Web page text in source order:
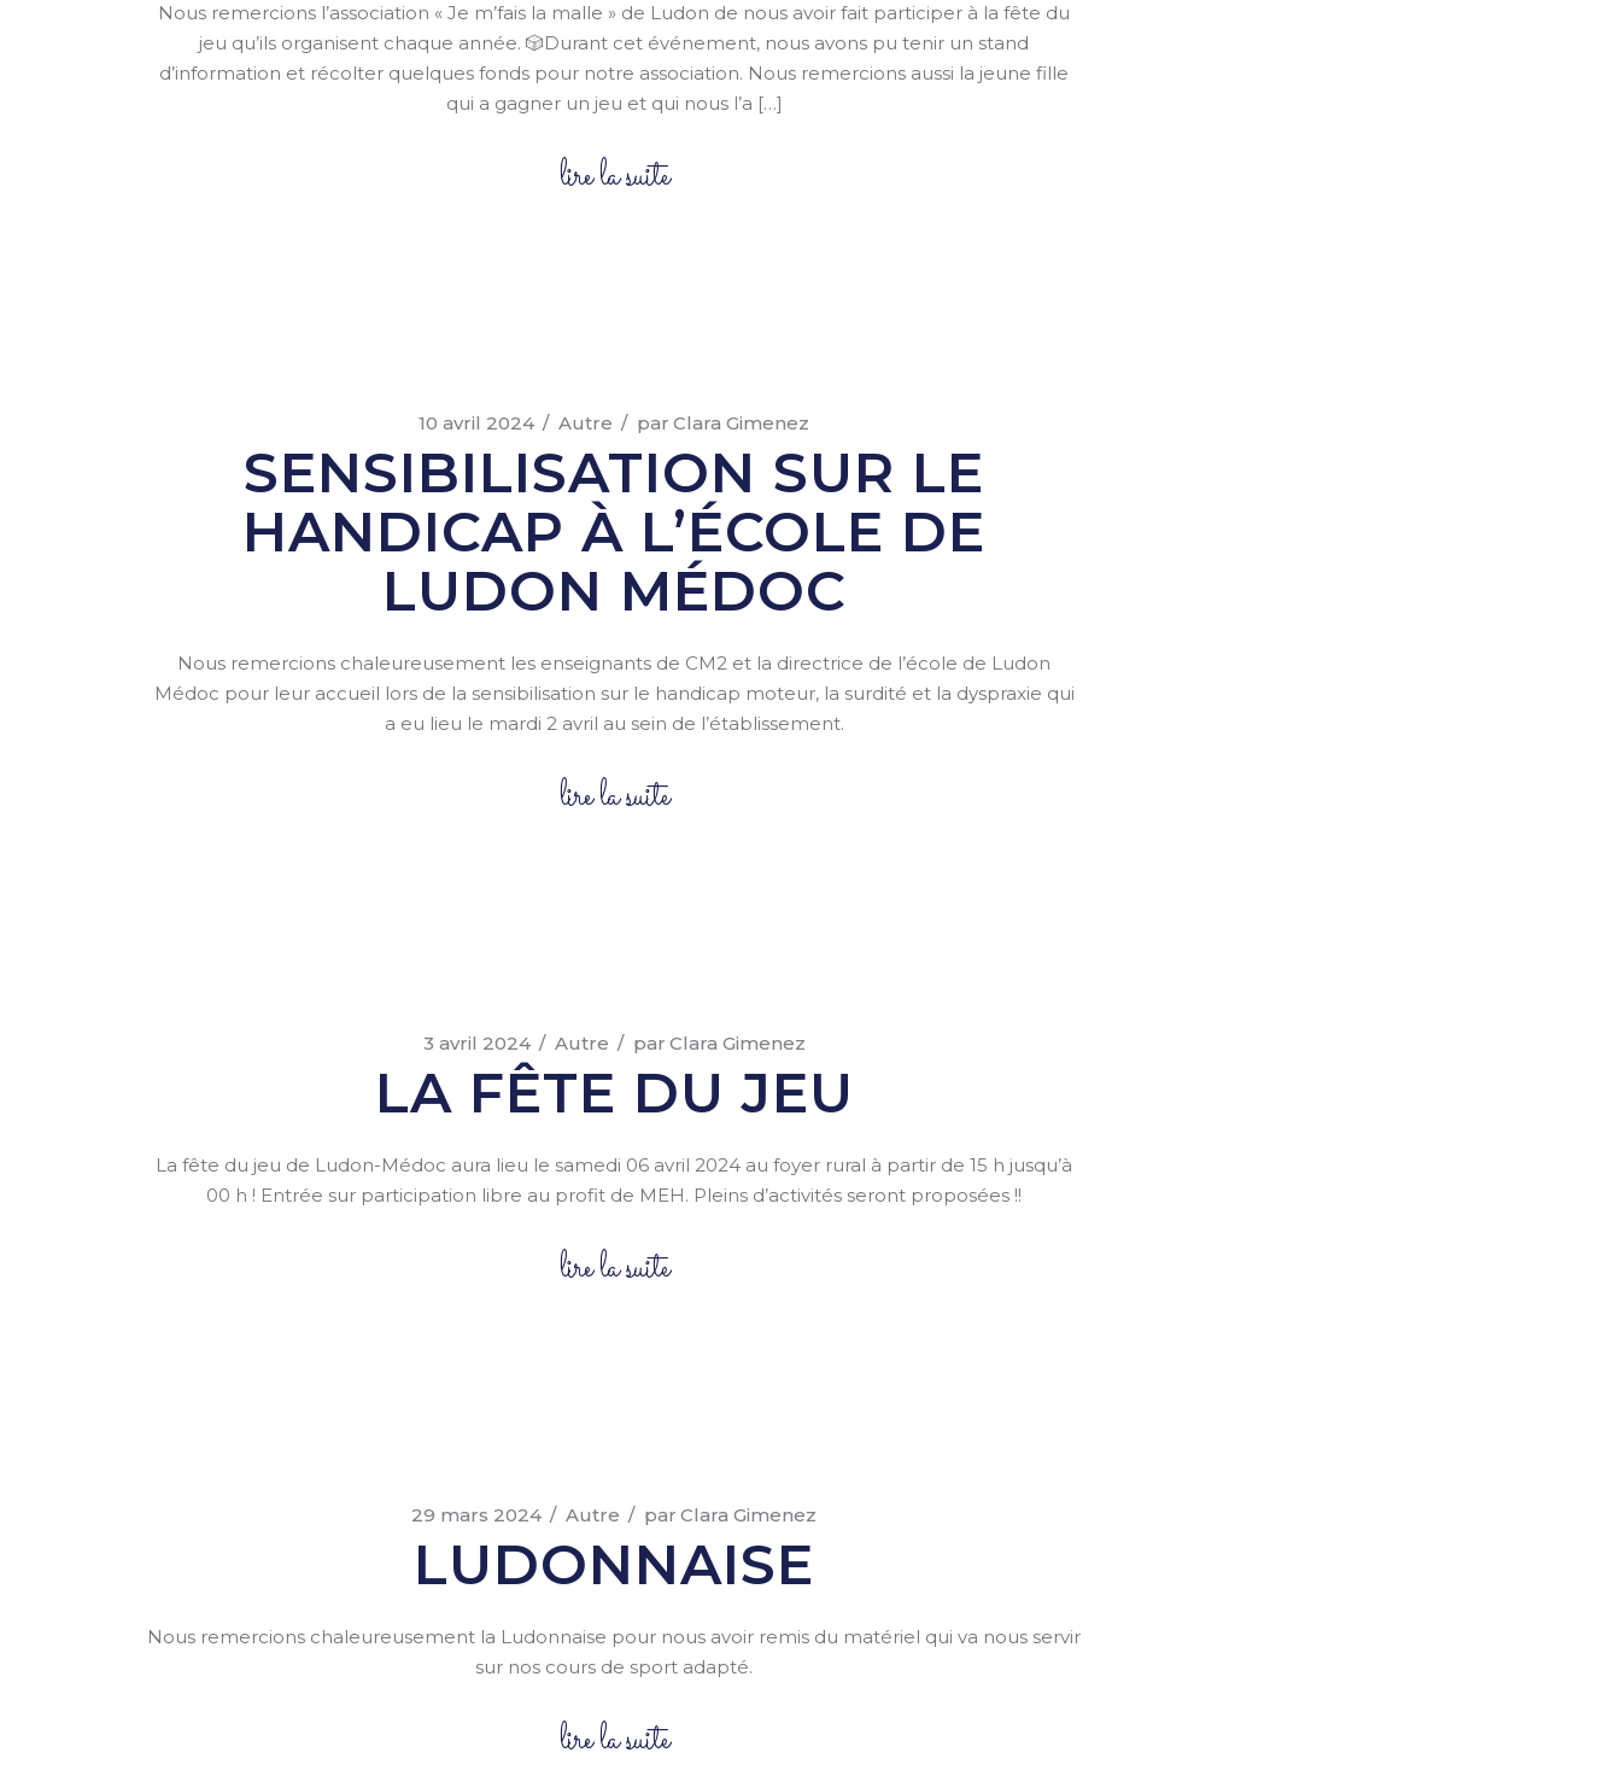
Nous remercions l’association « Je m’fais la malle » de Ludon de nous avoir fait participer à la fête du
jeu qu’ils organisent chaque année. 🎲Durant cet événement, nous avons pu tenir un stand
d’information et récolter quelques fonds pour notre association. Nous remercions aussi la jeune fille
qui a gagner un jeu et qui nous l’a […]
lire la suite
10 avril 2024 Autre par Clara Gimenez
SENSIBILISATION SUR LE
HANDICAP À L’ÉCOLE DE
LUDON MÉDOC
Nous remercions chaleureusement les enseignants de CM2 et la directrice de l’école de Ludon
Médoc pour leur accueil lors de la sensibilisation sur le handicap moteur, la surdité et la dyspraxie qui
a eu lieu le mardi 2 avril au sein de l’établissement.
lire la suite
3 avril 2024 Autre par Clara Gimenez
LA FÊTE DU JEU
La fête du jeu de Ludon-Médoc aura lieu le samedi 06 avril 2024 au foyer rural à partir de 15 h jusqu’à
00 h ! Entrée sur participation libre au profit de MEH. Pleins d’activités seront proposées !!
lire la suite
29 mars 2024 Autre par Clara Gimenez
LUDONNAISE
Nous remercions chaleureusement la Ludonnaise pour nous avoir remis du matériel qui va nous servir
sur nos cours de sport adapté.
lire la suite